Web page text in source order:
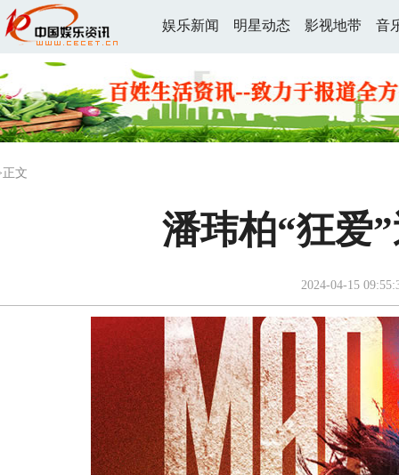
娱乐新闻 明星动态 影视地带 音
文
潘玮柏“狂爱
2024-04-15